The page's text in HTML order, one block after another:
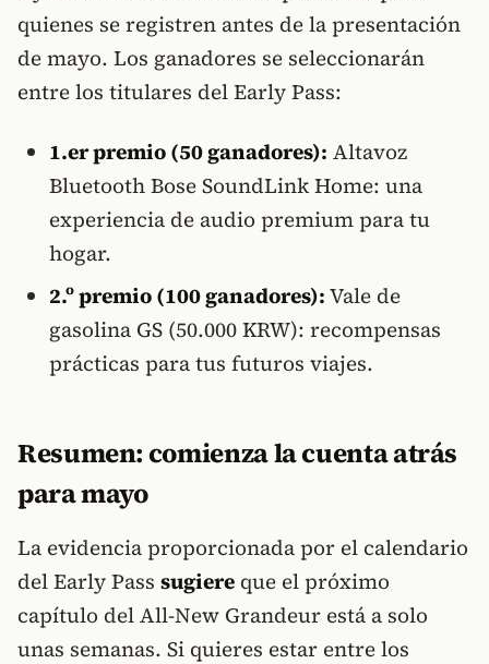
quienes se registren antes de la presentación
de mayo. Los ganadores se seleccionarán
entre los titulares del Early Pass:
1.er premio (50 ganadores): Altavoz
Bluetooth Bose SoundLink Home: una
experiencia de audio premium para tu
hogar.
2.º premio (100 ganadores):Vale de
gasolina GS (50.000 KRW): recompensas
prácticas para tus futuros viajes.
Resumen: comienza la cuenta atrás
para mayo
La evidencia proporcionada por el calendario
del Early Pass sugiere que el próximo
capítulo del All-New Grandeur está a solo
unas semanas. Si quieres estar entre los